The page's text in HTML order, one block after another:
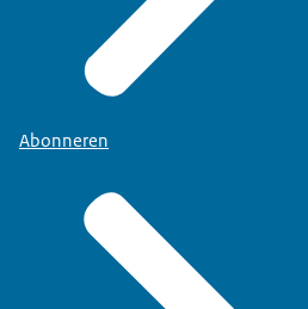
Abonneren